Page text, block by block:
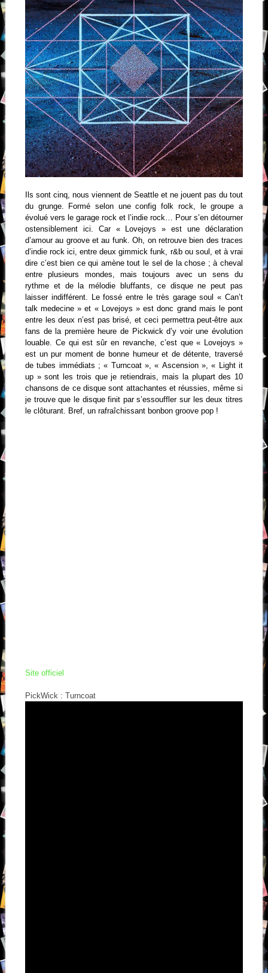
Ils sont cinq, nous viennent de Seattle et ne jouent pas du tout
du grunge. Formé selon une config folk rock, le groupe a
évolué vers le garage rock et l’indie rock… Pour s’en détourner
ostensiblement ici. Car « Lovejoys » est une déclaration
d’amour au groove et au funk. Oh, on retrouve bien des traces
d’indie rock ici, entre deux gimmick funk, r&b ou soul, et à vrai
dire c’est bien ce qui amène tout le sel de la chose ; à cheval
entre plusieurs mondes, mais toujours avec un sens du
rythme et de la mélodie bluffants, ce disque ne peut pas
laisser indifférent. Le fossé entre le très garage soul « Can’t
talk medecine » et « Lovejoys » est donc grand mais le pont
entre les deux n’est pas brisé, et ceci permettra peut-être aux
fans de la première heure de Pickwick d’y voir une évolution
louable. Ce qui est sûr en revanche, c’est que « Lovejoys »
est un pur moment de bonne humeur et de détente, traversé
de tubes immédiats ; « Turncoat », « Ascension », « Light it
up » sont les trois que je retiendrais, mais la plupart des 10
chansons de ce disque sont attachantes et réussies, même si
je trouve que le disque finit par s’essouffler sur les deux titres
le clôturant. Bref, un rafraîchissant bonbon groove pop !
Site officiel
PickWick : Turncoat